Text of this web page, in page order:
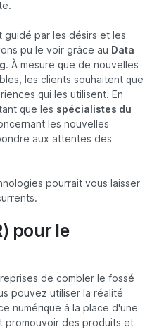
guidé par les désirs et les
pu le voir grâce au Data
. À mesure que de nouvelles
les clients souhaitent que
qui les utilisent. En
que les spécialistes du
les nouvelles
aux attentes des
pourrait vous laisser
pour le
de combler le fossé
pouvez utiliser la réalité
numérique à la place d'une
promouvoir des produits et